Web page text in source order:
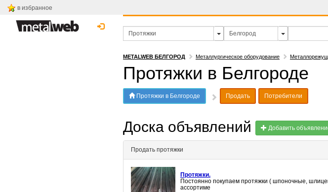
в избранное
METALWEB БЕЛГОРОД Металлургическое оборудование
Протяжки в Белгороде
Протяжки в Белгороде Продать Потребители
Доска объявлений Добавить
Продать протяжки
Протяжки.
Постоянно покупаем протяжки ( шпоночные,
ассортиме